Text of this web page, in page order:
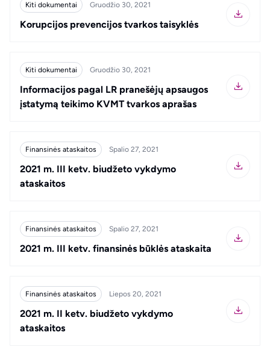
Kiti dokumentai Gruodžio 30, 2021
Korupcijos prevencijos tvarkos taisyklės
Kiti dokumentai Gruodžio 30, 2021
Informacijos pagal LR pranešėjų apsaugos
įstatymą teikimo KVMT tvarkos aprašas
Finansinės ataskaitos Spalio 27, 2021
2021 m. III ketv. biudžeto vykdymo
ataskaitos
Finansinės ataskaitos Spalio 27, 2021
2021 m. III ketv. finansinės būklės ataskaita
Finansinės ataskaitos Liepos 20, 2021
2021 m. II ketv. biudžeto vykdymo
ataskaitos